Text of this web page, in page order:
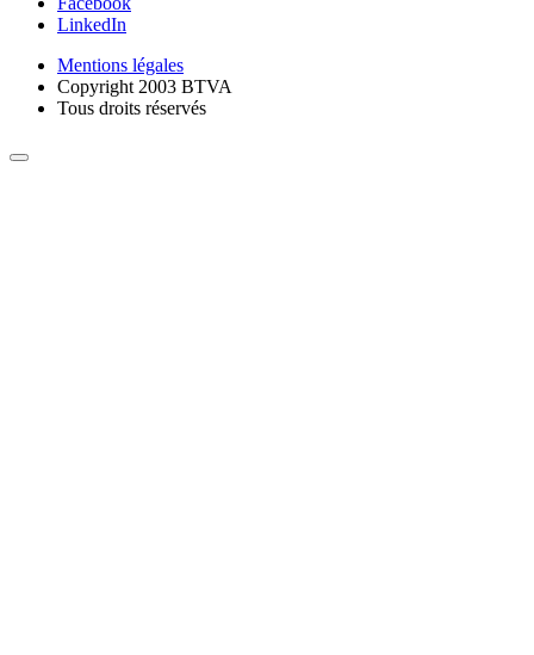
LinkedIn
Mentions légales
Copyright 2003 BTVA
Tous droits réservés